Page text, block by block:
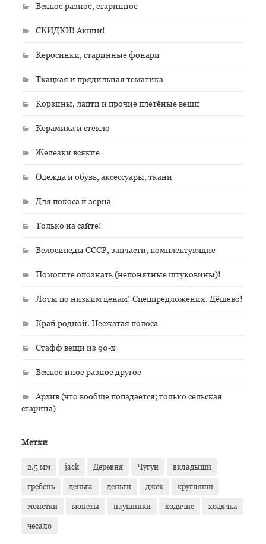
Всякое разное, старинное
СКИДКИ! Акции!
Керосинки, старинные фонари
Ткацкая и прядильная тематика
Корзины, лапти и прочие плетёные вещи
Керамика и стекло
Железки всякие
Одежда и обувь, аксессуары, ткани
Для покоса и зерна
Только на сайте!
Велосипеды СССР, запчасти, комплектующие
Помогите опознать (непонятные штуковины)!
Лоты по низким ценам! Спецпредложения. Дёшево!
Край родной. Несжатая полоса
Стафф вещи из 90-х
Всякое иное разное другое
Архив (что вообще попадается; только сельская
старина)
Метки
2.5 мм jack Деревня Чугун вкладыши
гребень деньга деньги джек кругляши
монетки монеты наушники ходячие ходячка
чесало